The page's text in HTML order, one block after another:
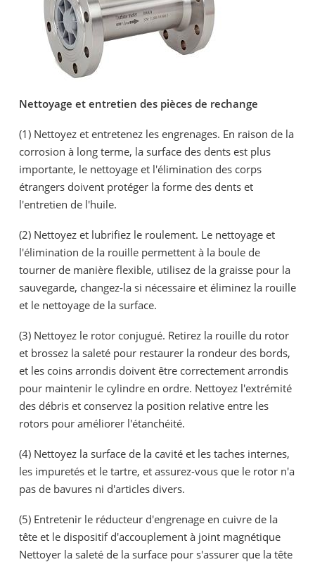
Nettoyage et entretien des pièces de rechange
(1) Nettoyez et entretenez les engrenages. En raison de la
corrosion à long terme, la surface des dents est plus
importante, le nettoyage et l'élimination des corps
étrangers doivent protéger la forme des dents et
l'entretien de l'huile.
(2) Nettoyez et lubrifiez le roulement. Le nettoyage et
l'élimination de la rouille permettent à la boule de
tourner de manière flexible, utilisez de la graisse pour la
sauvegarde, changez-la si nécessaire et éliminez la rouille
et le nettoyage de la surface.
(3) Nettoyez le rotor conjugué. Retirez la rouille du rotor
et brossez la saleté pour restaurer la rondeur des bords,
et les coins arrondis doivent être correctement arrondis
pour maintenir le cylindre en ordre. Nettoyez l'extrémité
des débris et conservez la position relative entre les
rotors pour améliorer l'étanchéité.
(4) Nettoyez la surface de la cavité et les taches internes,
les impuretés et le tartre, et assurez-vous que le rotor n'a
pas de bavures ni d'articles divers.
(5) Entretenir le réducteur d'engrenage en cuivre de la
tête et le dispositif d'accouplement à joint magnétique
Nettoyer la saleté de la surface pour s'assurer que la tête